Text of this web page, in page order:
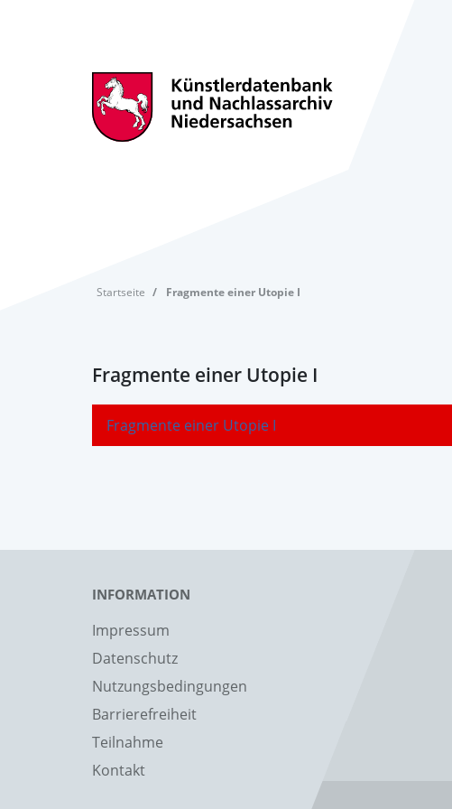
Startseite Fragmente einer Utopie I
Fragmente einer Utopie I
Fragmente einer Utopie I
INFORMATION
Impressum
Datenschutz
Nutzungsbedingungen
Barrierefreiheit
Teilnahme
Kontakt